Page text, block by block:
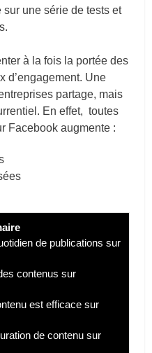
une série de tests et
à la fois la portée des
d’engagement. Une
partage, mais
En effet, toutes
Facebook augmente :
de publications sur
contenus sur
est efficace sur
de contenu sur